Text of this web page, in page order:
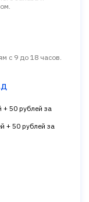
с 9 до 18 часов.
50 рублей за
+ 50 рублей за